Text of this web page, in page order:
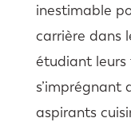
inestimable
carrière dans
étudiant leurs
s’imprégnant
aspirants